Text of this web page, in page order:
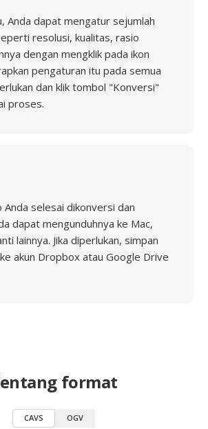
Anda dapat mengatur sejumlah
resolusi, kualitas, rasio
dengan mengklik pada ikon
pengaturan itu pada semua
dan klik tombol "Konversi"
proses.
Anda selesai dikonversi dan
dapat mengunduhnya ke Mac,
lainnya. Jika diperlukan, simpan
akun Dropbox atau Google Drive
format
CAVS OGV